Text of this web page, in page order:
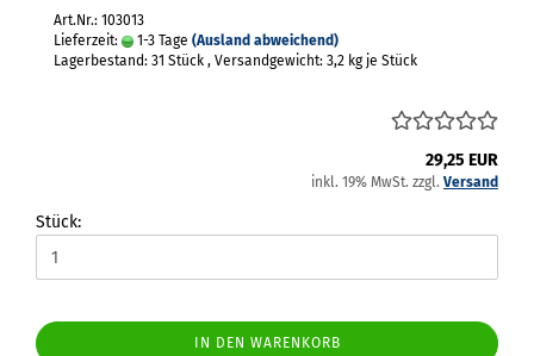
Art.Nr.: 103013
Lieferzeit:
1-3 Tage (Ausland abweichend)
Lagerbestand: 31 Stück , Versandgewicht: 3,2 kg je Stück
29,25 EUR
inkl. 19% MwSt. zzgl. Versand
Stück:
IN DEN WARENKORB